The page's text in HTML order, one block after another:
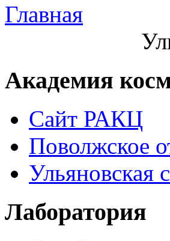
Главная
Академия
Сайт РАКЦ
Поволжское
Ульяновская
Лаборатория